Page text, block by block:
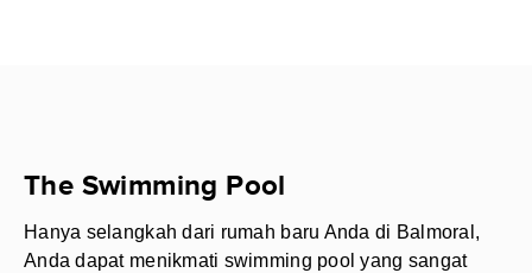
The Swimming Pool
Hanya selangkah dari rumah baru Anda di Balmoral,
Anda dapat menikmati swimming pool yang sangat